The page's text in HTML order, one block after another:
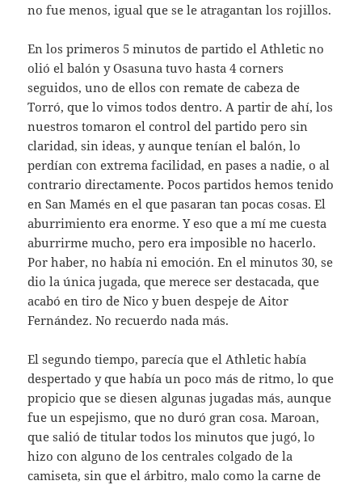
no fue menos, igual que se le atragantan los rojillos.
En los primeros 5 minutos de partido el Athletic no
olió el balón y Osasuna tuvo hasta 4 corners
seguidos, uno de ellos con remate de cabeza de
Torró, que lo vimos todos dentro. A partir de ahí, los
nuestros tomaron el control del partido pero sin
claridad, sin ideas, y aunque tenían el balón, lo
perdían con extrema facilidad, en pases a nadie, o al
contrario directamente. Pocos partidos hemos tenido
en San Mamés en el que pasaran tan pocas cosas. El
aburrimiento era enorme. Y eso que a mí me cuesta
aburrirme mucho, pero era imposible no hacerlo.
Por haber, no había ni emoción. En el minutos 30, se
dio la única jugada, que merece ser destacada, que
acabó en tiro de Nico y buen despeje de Aitor
Fernández. No recuerdo nada más.
El segundo tiempo, parecía que el Athletic había
despertado y que había un poco más de ritmo, lo que
propicio que se diesen algunas jugadas más, aunque
fue un espejismo, que no duró gran cosa. Maroan,
que salió de titular todos los minutos que jugó, lo
hizo con alguno de los centrales colgado de la
camiseta, sin que el árbitro, malo como la carne de